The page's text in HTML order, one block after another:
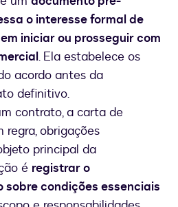
o interesse formal de
iniciar ou prosseguir com
. Ela estabelece os
acordo antes da
definitivo.
contrato, a carta de
regra, obrigações
principal da
é registrar o
condições essenciais